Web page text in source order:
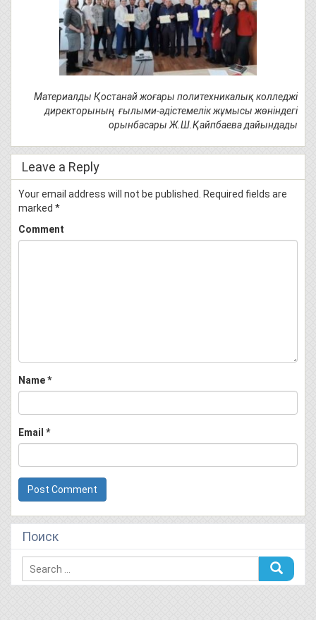
Материалды Қостанай жоғары политехникалық колледжі
директорының ғылыми-әдістемелік жұмысы жөніндегі
орынбасары Ж.Ш.Қайпбаева дайындады
Leave a Reply
Your email address will not be published.
Required fields are
marked *
Comment
Name*
Email *
Поиск